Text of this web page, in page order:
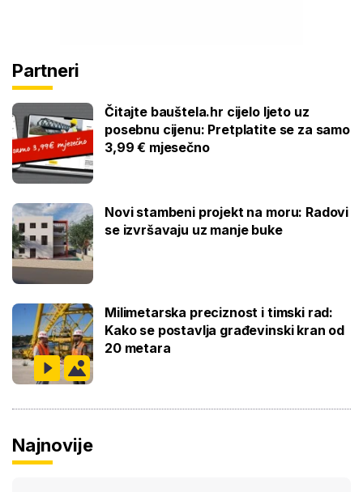
Partneri
Čitajte bauštela.hr cijelo ljeto uz
posebnu cijenu: Pretplatite se za samo
3,99 € mjesečno
Novi stambeni projekt na moru: Radovi
se izvršavaju uz manje buke
Milimetarska preciznost i timski rad:
Kako se postavlja građevinski kran od
20 metara
Najnovije